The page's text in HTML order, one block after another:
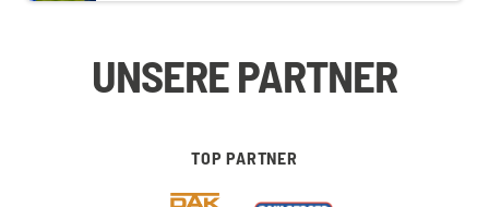
UNSERE PARTNER
TOP PARTNER